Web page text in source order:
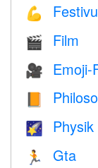
💪
🎬 Film
🎥 Emoji-
📙
🌠 Physik
🏃 Gta